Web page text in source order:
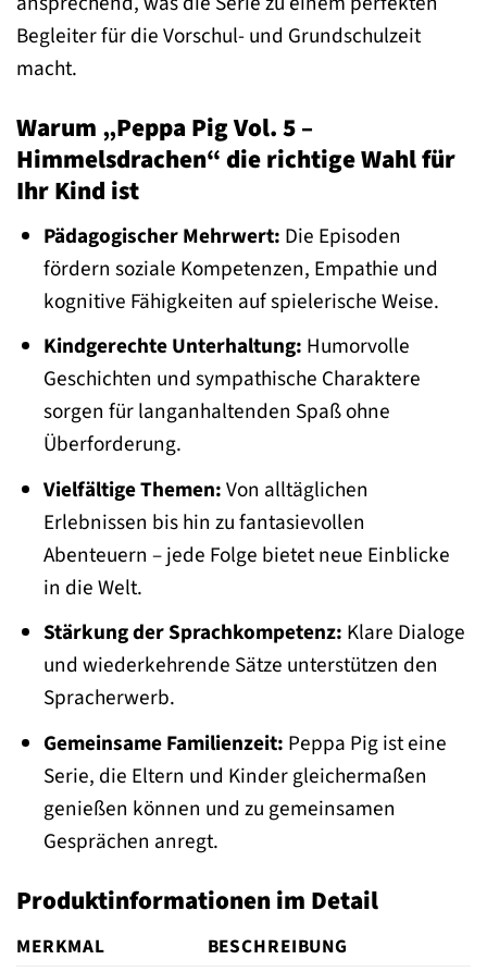
Begleiter für die Vorschul- und Grundschulzeit
macht.
Warum „Peppa Pig Vol. 5 –
Himmelsdrachen“ die richtige Wahl für
Ihr Kind ist
Pädagogischer Mehrwert: Die Episoden
fördern soziale Kompetenzen, Empathie und
kognitive Fähigkeiten auf spielerische Weise.
Kindgerechte Unterhaltung: Humorvolle
Geschichten und sympathische Charaktere
sorgen für langanhaltenden Spaß ohne
Überforderung.
Vielfältige Themen:Von alltäglichen
Erlebnissen bis hin zu fantasievollen
Abenteuern – jede Folge bietet neue Einblicke
in die Welt.
Stärkung der Sprachkompetenz: Klare Dialoge
und wiederkehrende Sätze unterstützen den
Spracherwerb.
Gemeinsame Familienzeit: Peppa Pig ist eine
Serie, die Eltern und Kinder gleichermaßen
genießen können und zu gemeinsamen
Gesprächen anregt.
Produktinformationen im Detail
MERKMAL
BESCHREIBUNG